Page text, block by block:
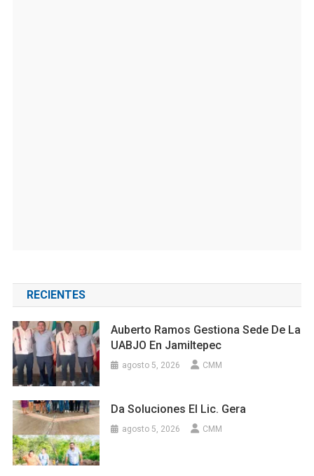
RECIENTES
Auberto Ramos Gestiona Sede De La
UABJO En Jamiltepec
agosto 5, 2026 CMM
Da Soluciones El Lic. Gera
agosto 5, 2026 CMM